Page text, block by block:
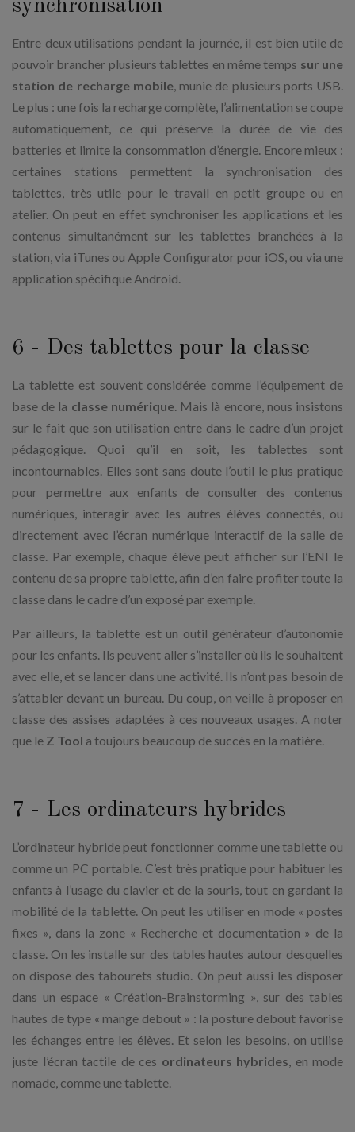
synchronisation
Entre deux utilisations pendant la journée, il est bien utile de
pouvoir brancher plusieurs tablettes en même temps sur une
station de recharge mobile, munie de plusieurs ports USB.
Le plus : une fois la recharge complète, l’alimentation se coupe
automatiquement, ce qui préserve la durée de vie des
batteries et limite la consommation d’énergie. Encore mieux :
certaines stations permettent la synchronisation des
tablettes, très utile pour le travail en petit groupe ou en
atelier. On peut en effet synchroniser les applications et les
contenus simultanément sur les tablettes branchées à la
station, via iTunes ou Apple Configurator pour iOS, ou via une
application spécifique Android.
6 - Des tablettes pour la classe
La tablette est souvent considérée comme l’équipement de
base de la classe numérique. Mais là encore, nous insistons
sur le fait que son utilisation entre dans le cadre d’un projet
pédagogique. Quoi qu’il en soit, les tablettes sont
incontournables. Elles sont sans doute l’outil le plus pratique
pour permettre aux enfants de consulter des contenus
numériques, interagir avec les autres élèves connectés, ou
directement avec l’écran numérique interactif de la salle de
classe. Par exemple, chaque élève peut afficher sur l’ENI le
contenu de sa propre tablette, afin d’en faire profiter toute la
classe dans le cadre d’un exposé par exemple.
Par ailleurs, la tablette est un outil générateur d’autonomie
pour les enfants. Ils peuvent aller s’installer où ils le souhaitent
avec elle, et se lancer dans une activité. Ils n’ont pas besoin de
s’attabler devant un bureau. Du coup, on veille à proposer en
classe des assises adaptées à ces nouveaux usages. A noter
que le Z Tool a toujours beaucoup de succès en la matière.
7 - Les ordinateurs hybrides
L’ordinateur hybride peut fonctionner comme une tablette ou
comme un PC portable. C’est très pratique pour habituer les
enfants à l’usage du clavier et de la souris, tout en gardant la
mobilité de la tablette. On peut les utiliser en mode « postes
fixes », dans la zone « Recherche et documentation » de la
classe. On les installe sur des tables hautes autour desquelles
on dispose des tabourets studio. On peut aussi les disposer
dans un espace « Création-Brainstorming », sur des tables
hautes de type « mange debout » : la posture debout favorise
les échanges entre les élèves. Et selon les besoins, on utilise
juste l’écran tactile de ces ordinateurs hybrides, en mode
nomade, comme une tablette.